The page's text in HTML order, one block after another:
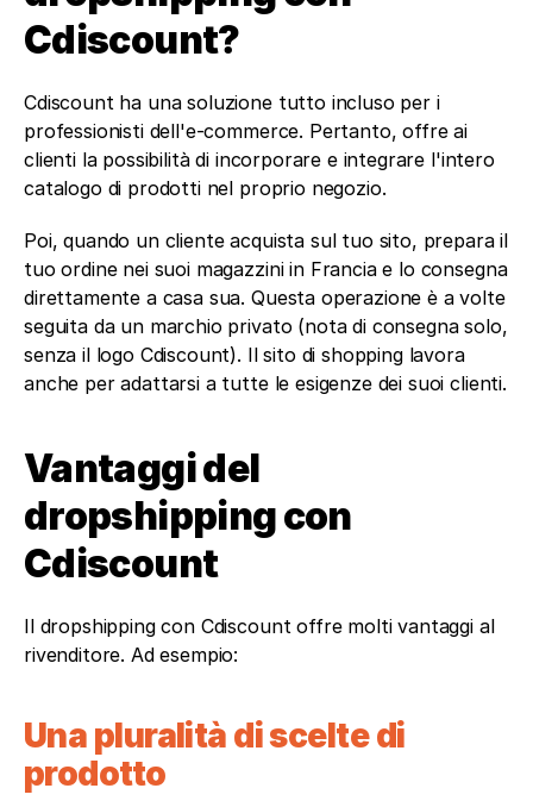
Cdiscount?
Cdiscount ha una soluzione tutto incluso per i
professionisti dell'e-commerce. Pertanto, offre ai
clienti la possibilità di incorporare e integrare l'intero
catalogo di prodotti nel proprio negozio.
Poi, quando un cliente acquista sul tuo sito, prepara il
tuo ordine nei suoi magazzini in Francia e lo consegna
direttamente a casa sua. Questa operazione è a volte
seguita da un marchio privato (nota di consegna solo,
senza il logo Cdiscount). Il sito di shopping lavora
anche per adattarsi a tutte le esigenze dei suoi clienti.
Vantaggi del
dropshipping con
Cdiscount
Il dropshipping con Cdiscount offre molti vantaggi al
rivenditore. Ad esempio:
Una pluralità di scelte di
prodotto